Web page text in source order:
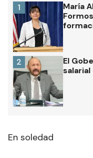
María
1
El
salarial
2
En soledad